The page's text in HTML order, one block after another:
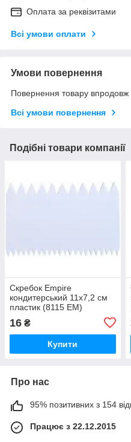
Оплата за реквізитами
Всі умови оплати
Умови повернення
Повернення товару впродовж
Всі умови повернення
Подібні товари компанії
Скребок Empire
кондитерський 11х7,2 см
пластик (8115 EM)
16 ₴
Купити
Про нас
95% позитивних з 154
Працює з 22.12.2015